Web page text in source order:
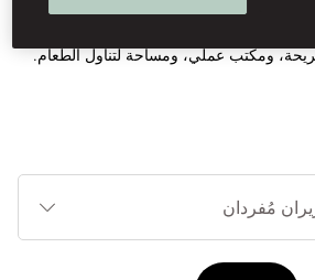
مجهزتين بحمّامات داخلية، وتتسع الشقة لما
ومكتب عملي، ومساحة لتناول الطعام.